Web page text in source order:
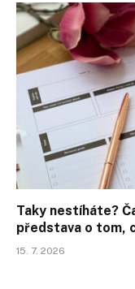
Taky nestíháte?
představa o tom,
15. 7. 2026